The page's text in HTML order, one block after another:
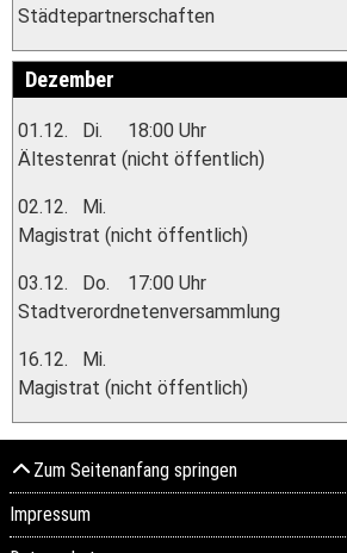
Städtepartnerschaften
Dezember
01.12. Di.
18:00 Uhr
Ältestenrat (nicht öffentlich)
02.12.
Mi.
Magistrat (nicht öffentlich)
03.12. Do.
17:00 Uhr
Stadtverordnetenversammlung
16.12.
Mi.
Magistrat (nicht öffentlich)
Zum Seitenanfang springen
Impressum